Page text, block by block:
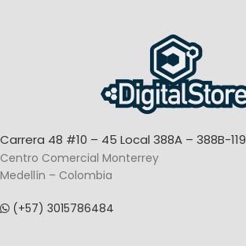
Digital POS
SISTEMA OPERATIVO Android
Carrera 48 #10 – 45 Local 388A – 388B-119
Centro Comercial Monterrey
Medellín – Colombia
(+57) 3015786484